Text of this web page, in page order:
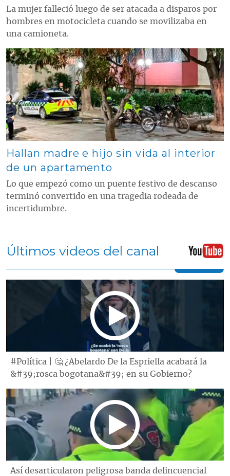
La mujer falleció luego de ser atacada a disparos por
hombres en motocicleta cuando se movilizaba en
una camioneta.
Contenido multimedia principal
Hallan madre e hijo sin vida al interior
de un apartamento
Lo que empezó como un puente festivo de descanso
terminó convertido en una tragedia rodeada de
incertidumbre.
Últimos videos del canal
#Política | 🤔 ¿Abelardo De la Espriella acabará la
&#39;rosca bogotana&#39; en su Gobierno?
Así desarticularon peligrosa banda delincuencial